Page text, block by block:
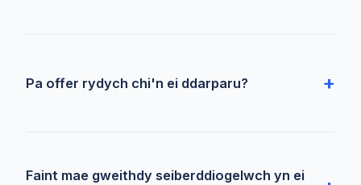
Pa offer rydych chi'n ei ddarparu?
Faint mae gweithdy seiberddiogelwch yn ei